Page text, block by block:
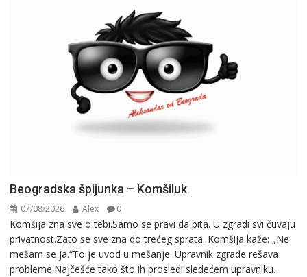
Beogradska špijunka – Komšiluk
07/08/2026 Alex 0
Komšija zna sve o tebi.Samo se pravi da pita. U zgradi svi čuvaju
privatnost.Zato se sve zna do trećeg sprata. Komšija kaže: „Ne
mešam se ja.“To je uvod u mešanje. Upravnik zgrade rešava
probleme.Najčešće tako što ih prosledi sledećem upravniku.